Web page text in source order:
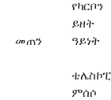
የካርቦን
ይዘት
መጠን ዓይነት
ምሰሶ